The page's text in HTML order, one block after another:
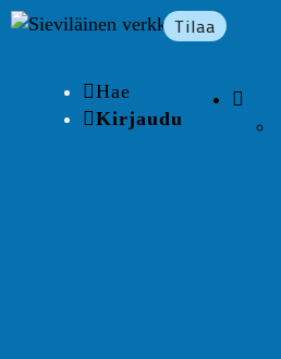
Tilaa
Hae
Kirjaudu